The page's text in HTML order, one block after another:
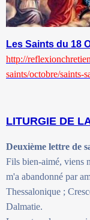
Les Saints du 18
http://
saints/octobre/saints-
LITURGIE DE
Deuxième lettre de
Fils bien-aimé, viens
m'a abandonné par
Thessalonique ;
Dalmatie.